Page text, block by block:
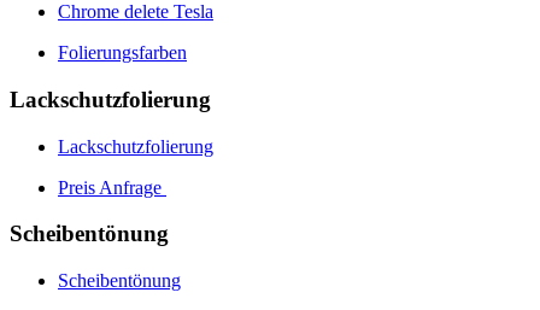
Chrome delete Tesla
Folierungsfarben
Lackschutzfolierung
Lackschutzfolierung
Preis Anfrage
Scheibentönung
Scheibentönung